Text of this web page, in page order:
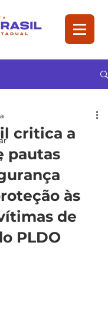
critica a
pautas
às
de
PLDO